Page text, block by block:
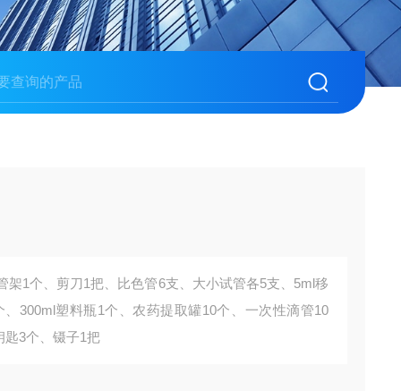
架1个、剪刀1把、比色管6支、大小试管各5支、5ml移
300ml塑料瓶1个、农药提取罐10个、一次性滴管10
匙3个、镊子1把